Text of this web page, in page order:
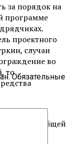
за порядок на
программе
проектного
случаи
во
то
1 июня. В общей
Обязательные